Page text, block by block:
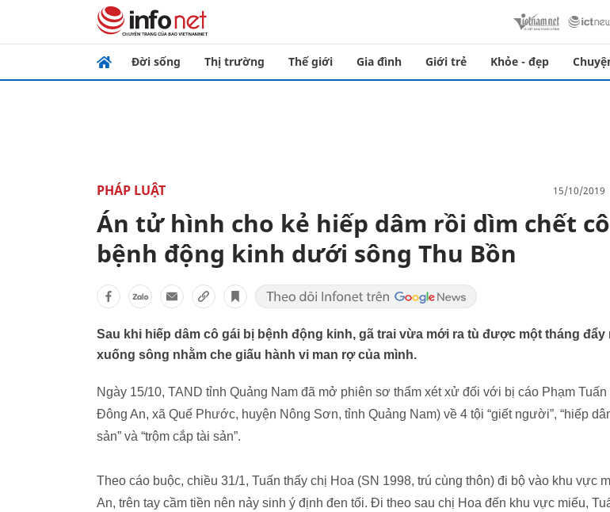
Đời sống Thị trường Thế giới Gia đình Giới trẻ Khỏe - đẹp
PHÁP LUẬT 15/10/2019
Án tử hình cho kẻ hiếp dâm rồi dìm chết
bệnh động kinh dưới sông Thu Bồn
Sau khi hiếp dâm cô gái bị bệnh động kinh, gã trai vừa mới ra tù được một tháng đẩy
xuống sông nhằm che giấu hành vi man rợ của mình.
Ngày 15/10, TAND tỉnh Quảng Nam đã mở phiên sơ thẩm xét xử đối với bị cáo Phạm Tuấn
Đông An, xã Quế Phước, huyện Nông Sơn, tỉnh Quảng Nam) về 4 tội “giết người”, “hiếp
sản” và “trộm cắp tài sản”.
Theo cáo buộc, chiều 31/1, Tuấn thấy chị Hoa (SN 1998, trú cùng thôn) đi bộ vào khu vực
An, trên tay cầm tiền nên nảy sinh ý định đen tối. Đi theo sau chị Hoa đến khu vực miếu,